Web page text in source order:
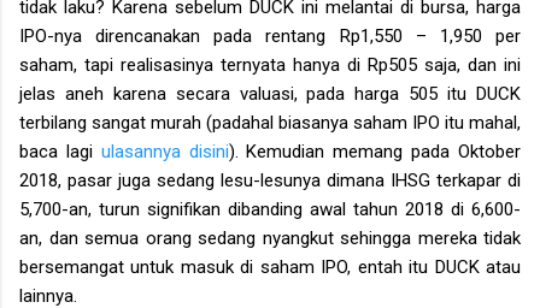
tidak laku? Karena sebelum DUCK ini melantai di bursa, harga
IPO-nya direncanakan pada rentang Rp1,550 – 1,950 per
saham, tapi realisasinya ternyata hanya di Rp505 saja, dan ini
jelas aneh karena secara valuasi, pada harga 505 itu DUCK
terbilang sangat murah (padahal biasanya saham IPO itu mahal,
baca lagi ulasannya disini). Kemudian memang pada Oktober
2018, pasar juga sedang lesu-lesunya dimana IHSG terkapar di
5,700-an, turun signifikan dibanding awal tahun 2018 di 6,600-
an, dan semua orang sedang nyangkut sehingga mereka tidak
bersemangat untuk masuk di saham IPO, entah itu DUCK atau
lainnya.